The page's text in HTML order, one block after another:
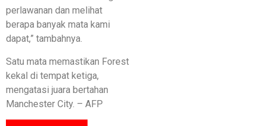
perlawanan dan melihat
berapa banyak mata kami
dapat,” tambahnya.
Satu mata memastikan Forest
kekal di tempat ketiga,
mengatasi juara bertahan
Manchester City. – AFP